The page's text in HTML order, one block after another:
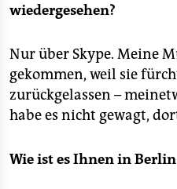
wiedergesehen?
Nur über Skype. Meine
gekommen, weil sie
zurückgelassen –
habe es nicht gewagt,
Wie ist es Ihnen in